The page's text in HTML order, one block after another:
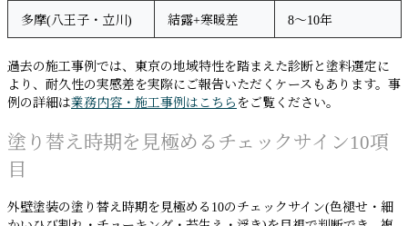
多摩(八王子・立川) 結露+寒暖差 8〜10年
過去の施工事例では、東京の地域特性を踏まえた診断と塗料選定に
より、耐久性の実感差を実際にご報告いただくケースもあります。事
例の詳細は業務内容・施工事例はこちら をご覧ください。
塗り替え時期を見極めるチェックサイン10項
目
外壁塗装の塗り替え時期を見極める10のチェックサイン(色褪せ・細